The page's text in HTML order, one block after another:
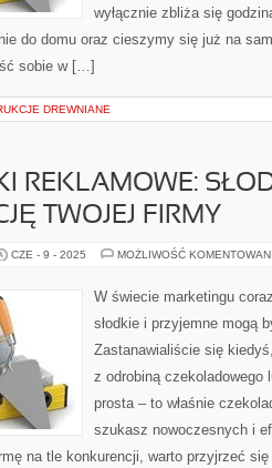
wyłącznie zbliża się
do domu oraz cieszymy się już na
sobie w […]
DREWNIANE
REKLAMOWE:
TWOJEJ FIRMY
CZE - 9 - 2025 MOŻLIWOŚĆ
W świecie marketingu
słodkie i przyjemne mogą
Zastanawialiście się
z odrobiną czekoladowego
prosta – to właśnie
szukasz nowoczesnych i
na tle konkurencji, warto przyjrzeć